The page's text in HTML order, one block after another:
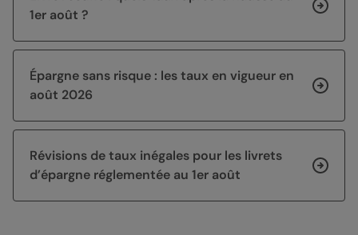
1er août ?
Épargne sans risque : les taux en vigueur en
août 2026
Révisions de taux inégales pour les livrets
d’épargne réglementée au 1er août